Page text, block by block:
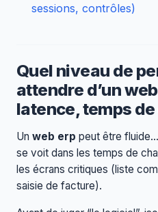
sessions, contrôles)
Quel niveau de
attendre d’un
latence, temps
Un web erp peut être
se voit dans les temps de
les écrans critiques (liste
saisie de facture).